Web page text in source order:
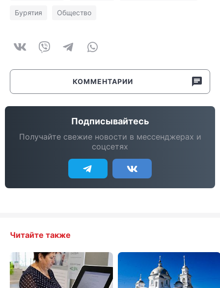
Бурятия Общество
КОММЕНТАРИИ
Подписывайтесь
Получайте свежие новости в мессенджерах и
соцсетях
Читайте также